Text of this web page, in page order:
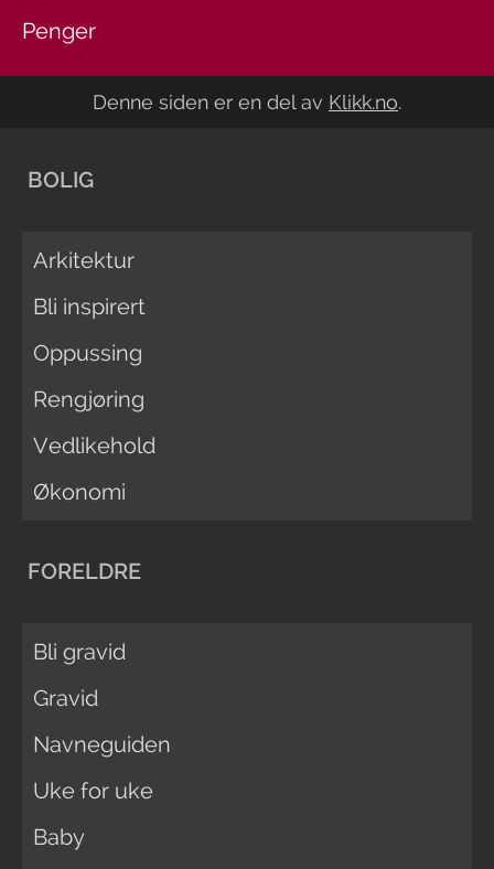
Penger
Denne siden er en del av Klikk.no.
BOLIG
Arkitektur
Bli inspirert
Oppussing
Rengjøring
Vedlikehold
Økonomi
FORELDRE
Bli gravid
Gravid
Navneguiden
Uke for uke
Baby